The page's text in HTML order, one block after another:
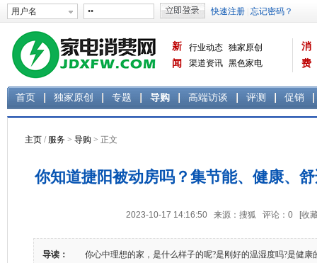
新
闻
行业动态 独家原创
渠道资讯 黑色家电
消
费
首页 独家原创 专题 导购 高端访谈 评测 促销
主页 / 服务 > 导购 > 正文
你知道捷阳被动房吗？集节能、健康、
2023-10-17 14:16:50 来源：搜狐 评论： 0 [收
导读：
你心中理想的家，是什么样子的呢?是刚好的温湿度吗?是健康